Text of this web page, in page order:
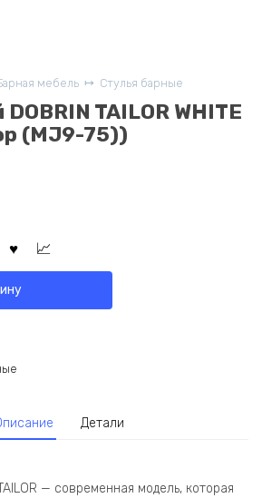
мебель Стулья барные
TAILOR WHITE
(MJ9-75))
Детали
— современная модель, которая